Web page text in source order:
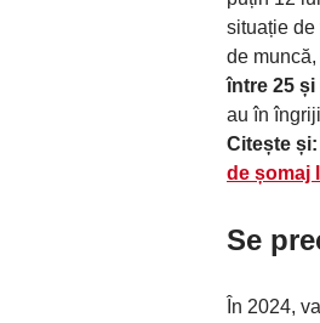
situație
de
între 25 și
au în
Citește și:
de șomaj
Se
În 2024,